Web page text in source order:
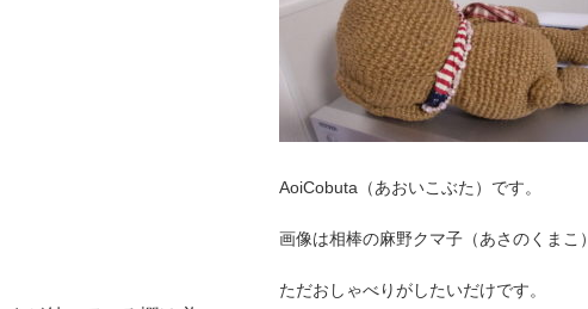
AoiCobuta（あおいこぶた）です。
画像は相棒の麻野クマ子（あさのくまこ）
ただおしゃべりがしたいだけです。